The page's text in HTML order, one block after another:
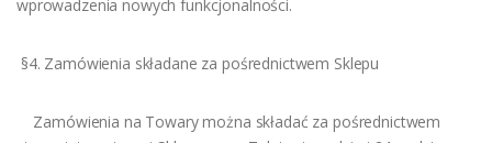
wprowadzenia nowych funkcjonalności.
§4. Zamówienia składane za pośrednictwem Sklepu
Zamówienia na Towary można składać za pośrednictwem